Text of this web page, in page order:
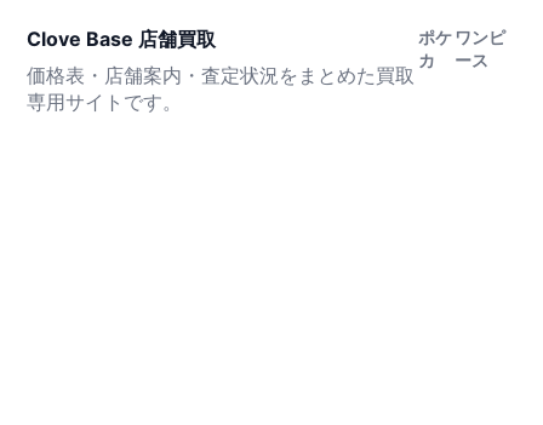
Clove Base 店舗買取
価格表・店舗案内・査定状況をまとめた買取
専用サイトです。
ポケ
カ
ワンピ
ース